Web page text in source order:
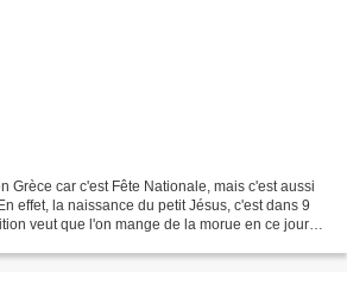
Grèce car c'est Fête Nationale, mais c'est aussi
effet, la naissance du petit Jésus, c'est dans 9
veut que l'on mange de la morue en ce jour